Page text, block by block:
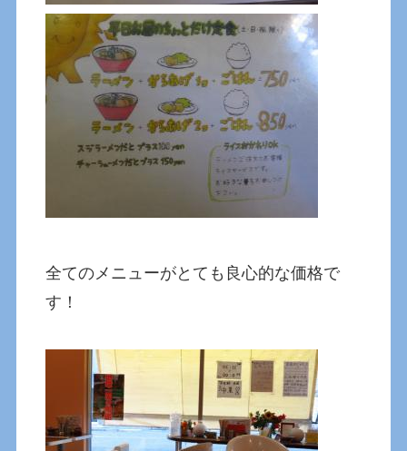
全てのメニューがとても良心的な価格で
す！